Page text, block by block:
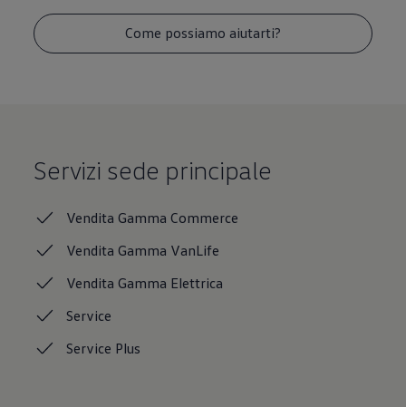
Piani di Manutenzione
Ricambi, Oli Motore e Fluidi
Garanzie
Informazioni utili
Il Bar del Lunedì
75 anni di Bulli
ID. Buzz al World Ducati Week 2026
Come possiamo aiutarti?
Servizi sede principale
Vendita GammaCommerce
Vendita Gamma VanLife
Vendita Gamma Elettrica
Service
Service Plus